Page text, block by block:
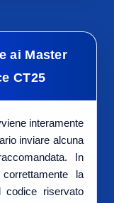
ai Master
CT25
interamente
inviare alcuna
In
la
riservato